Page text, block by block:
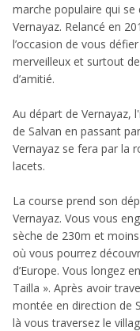
marche populaire qui
Vernayaz. Relancé en
l’occasion de vous
merveilleux et surtout
d’amitié.
Au départ de Vernayaz,
de Salvan en passant
Vernayaz se fera par la
lacets.
La course prend son
Vernayaz. Vous vous
sèche de 230m et
où vous pourrez
d’Europe. Vous longez
Tailla ». Après avoir
montée en direction de
là vous traversez le